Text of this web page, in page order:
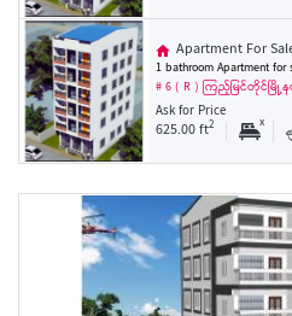
Apartment For
1 bathroom Apartment for
# 6 ( R ) ကြည့်မြင်တိုင်မ
Ask for Price
625.00 ft2 x